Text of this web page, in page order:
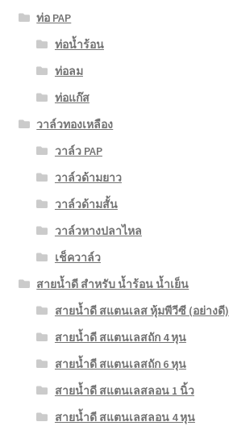
ท่อ PAP
ท่อน้ำร้อน
ท่อลม
ท่อแก๊ส
วาล์วทองเหลือง
วาล์ว PAP
วาล์วด้ามยาว
วาล์วด้ามสั้น
วาล์วหางปลาไหล
เช็ควาล์ว
สายน้ำดี สำหรับ น้ำร้อน น้ำเย็น
สายน้ำดี สแตนเลส หุ้มพีวีซี (อย่างดี)
สายน้ำดี สแตนเลสถัก 4 หุน
สายน้ำดี สแตนเลสถัก 6 หุน
สายน้ำดี สแตนเลสลอน 1 นิ้ว
สายน้ำดี สแตนเลสลอน 4 หุน